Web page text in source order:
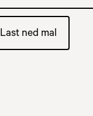
Last ned mal